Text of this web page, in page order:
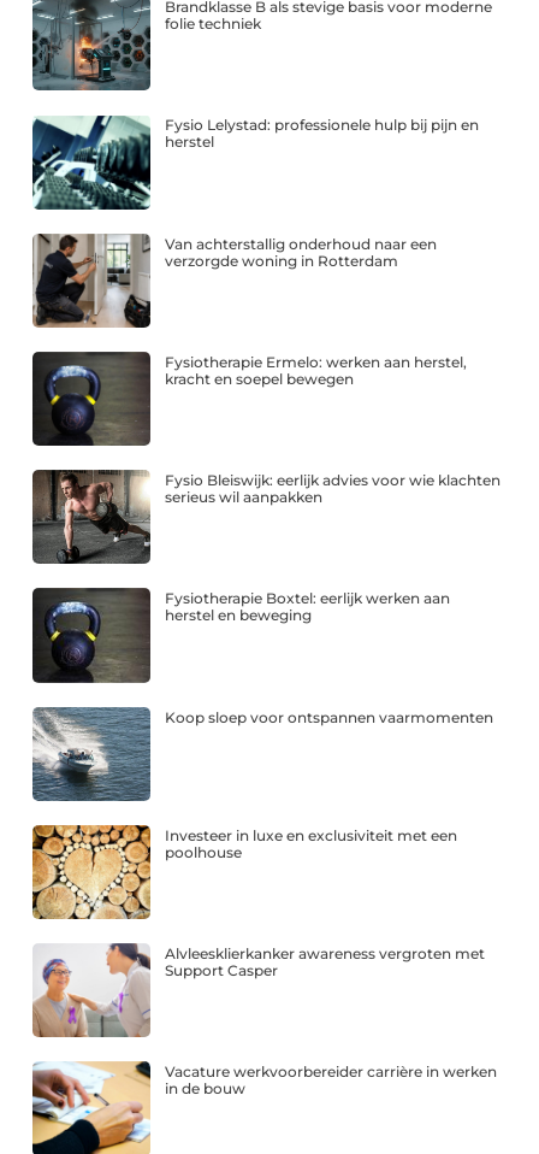
Brandklasse B als stevige basis voor moderne
folie techniek
Fysio Lelystad: professionele hulp bij pijn en
herstel
Van achterstallig onderhoud naar een
verzorgde woning in Rotterdam
Fysiotherapie Ermelo: werken aan herstel,
kracht en soepel bewegen
Fysio Bleiswijk: eerlijk advies voor wie klachten
serieus wil aanpakken
Fysiotherapie Boxtel: eerlijk werken aan
herstel en beweging
Koop sloep voor ontspannen vaarmomenten
Investeer in luxe en exclusiviteit met een
poolhouse
Alvleesklierkanker awareness vergroten met
Support Casper
Vacature werkvoorbereider carrière in werken
in de bouw